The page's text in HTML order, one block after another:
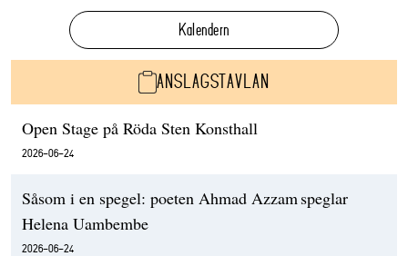
Kalendern
ANSLAGSTAVLAN
Open Stage på Röda Sten Konsthall
2026-06-24
Såsom i en spegel: poeten Ahmad Azzam speglar
Helena Uambembe
2026-06-24